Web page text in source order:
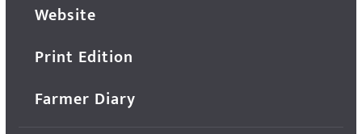
Website
Print Edition
Farmer Diary